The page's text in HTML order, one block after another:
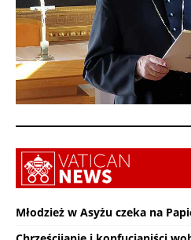
Młodzież w Asyżu czeka na